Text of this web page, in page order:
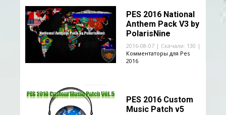
PES 2016 National
Anthem Pack V3 by
PolarisNine
2016-08-07 | Скачали: 130 |
Комментаторы для Pes
2016
PES 2016 Custom
Music Patch v5